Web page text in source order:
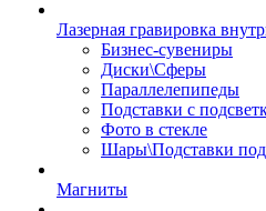
Лазерная гравировка
Бизнес-сувениры
Диски\Сферы
Параллелепипеды
Подставки с
Фото в стекле
Шары\Подставки
Магниты